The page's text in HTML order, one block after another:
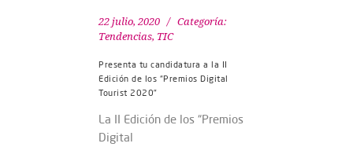
22 julio, 2020
Categoría:
Tendencias, TIC
Presenta tu candidatura a la II
Edición de los “Premios Digital
Tourist 2020”
La II Edición de los “Premios
Digital